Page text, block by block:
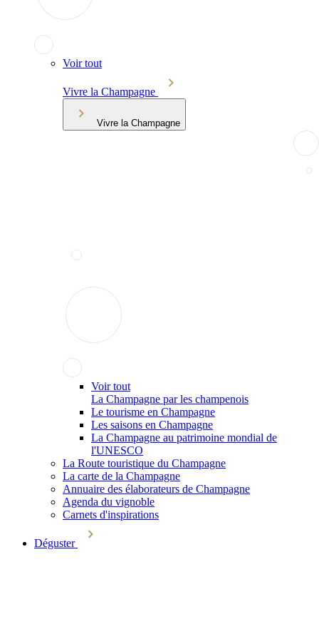
Voir tout
Vivre la Champagne
Vivre la Champagne
Voir tout
La Champagne par les champenois
Le tourisme en Champagne
Les saisons en Champagne
La Champagne au patrimoine mondial de
l'UNESCO
La Route touristique du Champagne
La carte de la Champagne
Annuaire des élaborateurs de Champagne
Agenda du vignoble
Carnets d'inspirations
Déguster